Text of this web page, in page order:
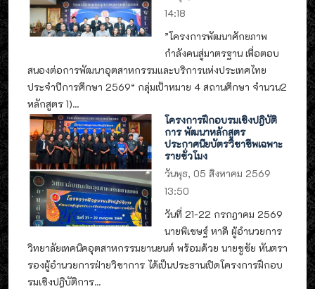
14:18
”โครงการพัฒนาศักยภาพ
กำลังคนสู่มาตรฐาน เพื่อตอบ
สนองต่อการพัฒนาอุตสาหกรรมและบริการแห่งประเทศไทย
ประจำปีการศึกษา 2569“ กลุ่มเป้าหมาย 4 สถานศึกษา จำนวน2
หลักสูตร 1)...
โครงการฝึกอบรมเชิงปฎิบัติ
การ พัฒนาหลักสูตร
ประกาศนียบัตรวิชาชีพเฉพาะ
รายชั่วโมง
วันพุธ, 05 สิงหาคม 2569
13:50
วันที่ 21-22 กรกฎาคม 2569
นายพิเชษฐ์ หาดี ผู้อำนวยการ
วิทยาลัยเทคนิคอุตสาหกรรมยานยนต์ พร้อมด้วย นายชูชัย หันตรา
รองผู้อำนวยการฝ่ายวิชาการ ได้เป็นประธานเปิดโครงการฝึกอบ
รมเชิงปฎิบัติการ...